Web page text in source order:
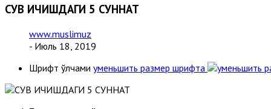
СУВ ИЧИШДАГИ 5 СУННАТ
www.muslimuz
- Июль 18, 2019
Шрифт ўлчами уменьшить размер шрифта